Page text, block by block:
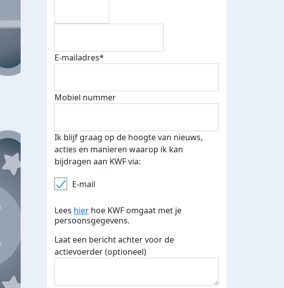
E-mails verstuurd
Top fondsenwerver
E-mailadres*
Mobiel nummer
Ik blijf graag op de hoogte van nieuws,
acties en manieren waarop ik kan
bijdragen aan KWF via:
E-mail
Lees hier hoe KWF omgaat met je
persoonsgegevens.
Laat een bericht achter voor de
actievoerder (optioneel)